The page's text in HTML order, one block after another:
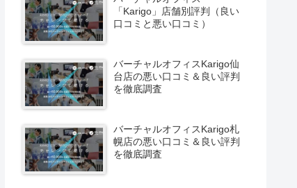
「Karigo」店舗別評判（良い
口コミと悪い口コミ）
バーチャルオフィスKarigo仙
台店の悪い口コミ＆良い評判
を徹底調査
バーチャルオフィスKarigo札
幌店の悪い口コミ＆良い評判
を徹底調査